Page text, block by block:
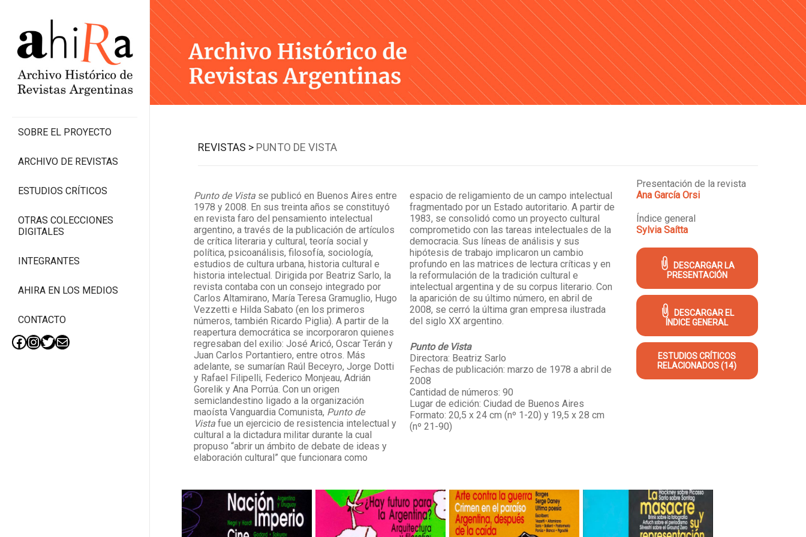
Skip
to
content
SOBRE EL PROYECTO
ARCHIVO DE REVISTAS
ESTUDIOS CRÍTICOS
OTRAS COLECCIONES
DIGITALES
INTEGRANTES
AHIRA EN LOS MEDIOS
CONTACTO
Facebook
Instagram
Twitter
Mail
REVISTAS > PUNTO DE VISTA
Punto de Vista se publicó en Buenos Aires entre
1978 y 2008. En sus treinta años se constituyó
en revista faro del pensamiento intelectual
argentino, a través de la publicación de artículos
de crítica literaria y cultural, teoría social y
política, psicoanálisis, filosofía, sociología,
estudios de cultura urbana, historia cultural e
historia intelectual. Dirigida por Beatriz Sarlo, la
revista contaba con un consejo integrado por
Carlos Altamirano, María Teresa Gramuglio, Hugo
Vezzetti e Hilda Sabato (en los primeros
números, también Ricardo Piglia). A partir de la
reapertura democrática se incorporaron quienes
regresaban del exilio: José Aricó, Oscar Terán y
Juan Carlos Portantiero, entre otros. Más
adelante, se sumarían Raúl Beceyro, Jorge Dotti
y Rafael Filipelli, Federico Monjeau, Adrián
Gorelik y Ana Porrúa. Con un origen
semiclandestino ligado a la organización
maoísta Vanguardia Comunista, Punto de
Vista fue un ejercicio de resistencia intelectual y
cultural a la dictadura militar durante la cual
propuso “abrir un ámbito de debate de ideas y
elaboración cultural” que funcionara como
espacio de religamiento de un campo intelectual
fragmentado por un Estado autoritario. A partir de
1983, se consolidó como un proyecto cultural
comprometido con las tareas intelectuales de la
democracia. Sus líneas de análisis y sus
hipótesis de trabajo implicaron un cambio
profundo en las matrices de lectura críticas y en
la reformulación de la tradición cultural e
intelectual argentina y de su corpus literario. Con
la aparición de su último número, en abril de
2008, se cerró la última gran empresa ilustrada
del siglo XX argentino.
Punto de Vista
Directora: Beatriz Sarlo
Fechas de publicación: marzo de 1978 a abril de
2008
Cantidad de números: 90
Lugar de edición: Ciudad de Buenos Aires
Formato: 20,5 x 24 cm (nº 1-20) y 19,5 x 28 cm
(nº 21-90)
Presentación de la revista
Ana García Orsi
Índice general
Sylvia Saítta
DESCARGAR LA
PRESENTACIÓN
DESCARGAR EL
ÍNDICE GENERAL
ESTUDIOS CRÍTICOS
RELACIONADOS (14)